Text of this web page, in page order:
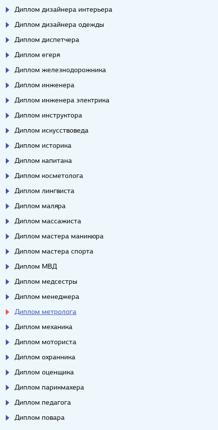
Диплом дизайнера интерьера
Диплом дизайнера одежды
Диплом диспетчера
Диплом егеря
Диплом железнодорожника
Диплом инженера
Диплом инженера электрика
Диплом инструктора
Диплом искусствоведа
Диплом историка
Диплом капитана
Диплом косметолога
Диплом лингвиста
Диплом маляра
Диплом массажиста
Диплом мастера маникюра
Диплом мастера спорта
Диплом МВД
Диплом медсестры
Диплом менеджера
Диплом метролога
Диплом механика
Диплом моториста
Диплом охранника
Диплом оценщика
Диплом парикмахера
Диплом педагога
Диплом повара